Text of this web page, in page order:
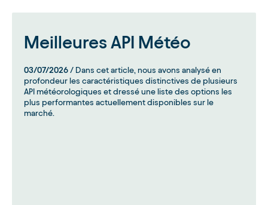
Meilleures API Météo
03/07/2026 / Dans cet article, nous avons analysé en
profondeur les caractéristiques distinctives de plusieurs
API météorologiques et dressé une liste des options les
plus performantes actuellement disponibles sur le
marché.